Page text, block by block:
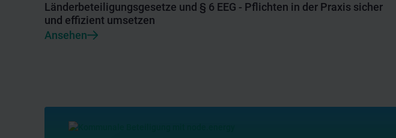
Länderbeteiligungsgesetze und § 6 EEG - Pflichten in der Praxis sicher
und effizient umsetzen
Ansehen